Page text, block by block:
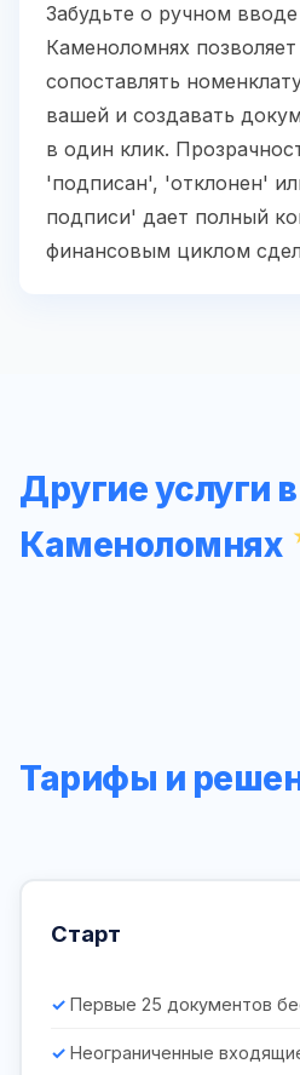
Забудьте о ручном
Каменоломнях
сопоставлять
вашей и создавать
в один клик.
'подписан', 'отклонен'
подписи' дает полный
финансовым циклом
Другие услуги в
Каменоломнях
Тарифы и
Старт
Первые 25 документов
Неограниченные